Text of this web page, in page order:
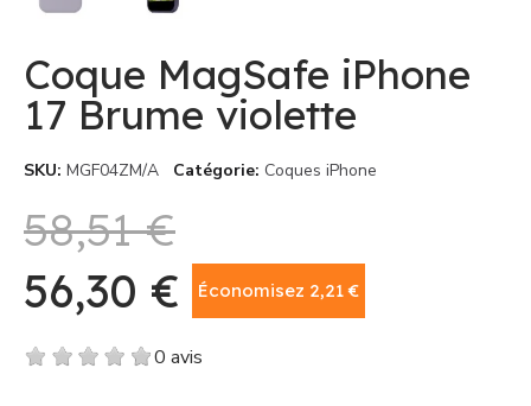
Coque MagSafe iPhone
17 Brume violette
SKU MGF04ZM/A Catégorie Coques iPhone
58,51 €
56,30 €
Économisez 2,21 €
0 avis